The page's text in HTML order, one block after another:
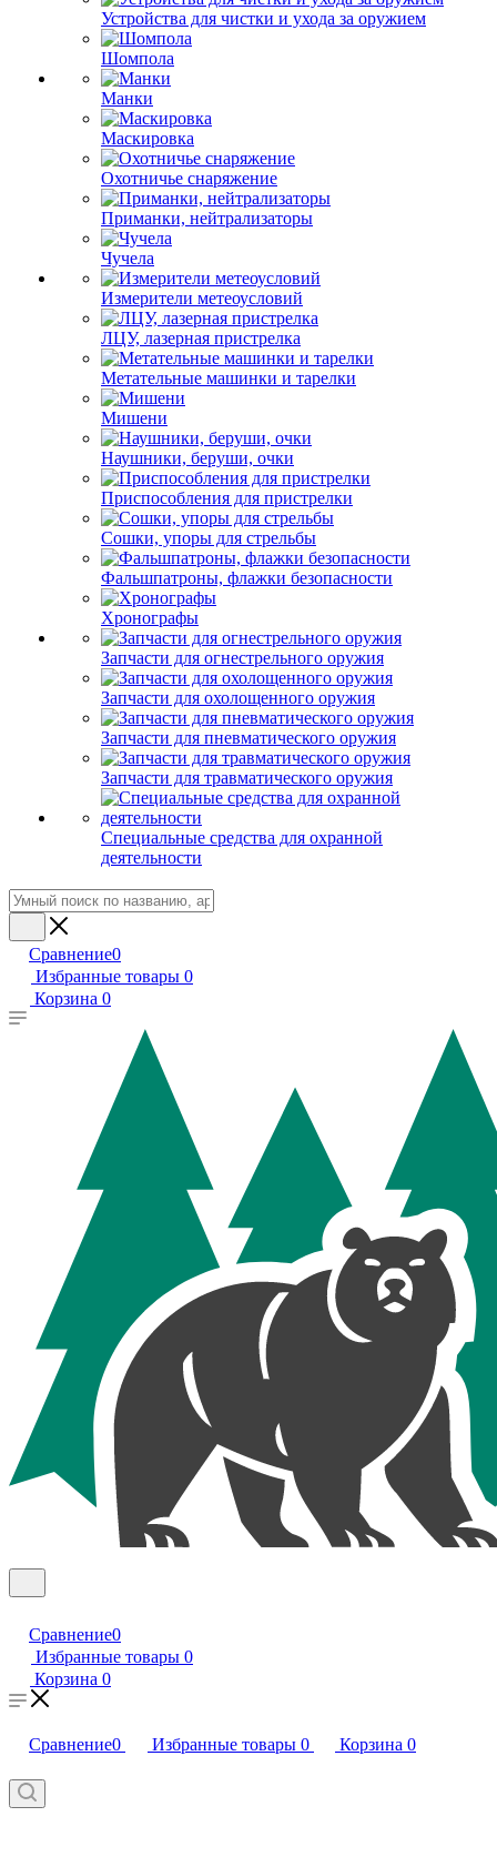
Устройства для чистки и ухода за оружием
Шомпола
Манки
Маскировка
Охотничье снаряжение
Приманки, нейтрализаторы
Чучела
Измерители метеоусловий
ЛЦУ, лазерная пристрелка
Метательные машинки и тарелки
Мишени
Наушники, беруши, очки
Приспособления для пристрелки
Сошки, упоры для стрельбы
Фальшпатроны, флажки безопасности
Хронографы
Запчасти для огнестрельного оружия
Запчасти для охолощенного оружия
Запчасти для пневматического оружия
Запчасти для травматического оружия
Специальные средства для охранной
деятельности
Сравнение0
Избранные товары 0
Корзина 0
Сравнение0
Избранные товары 0
Корзина 0
Сравнение0 Избранные товары 0 Корзина 0